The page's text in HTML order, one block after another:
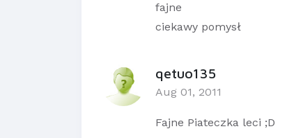
fajne
ciekawy pomysł
qetuo135
Aug 01, 2011
Fajne Piateczka leci ;D